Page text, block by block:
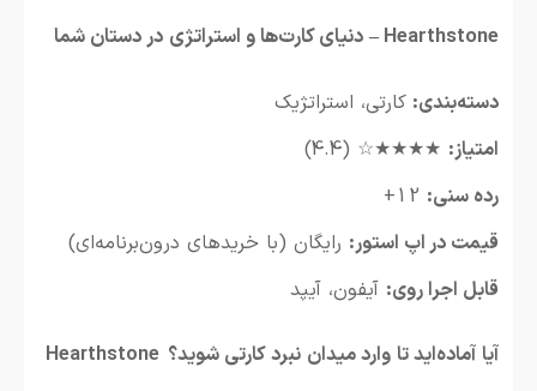
Hearthstone – دنیای کارت‌ها و استراتژی در دستان شما
دسته‌بندی: کارتی، استراتژیک
امتیاز: ★★★★☆ (4.4)
رده سنی:
قیمت در اپ استور: رایگان (با خریدهای درون‌برنامه‌ای)
قابل اجرا روی: آیفون، آیپد
آیا آماده‌اید تا وارد میدان نبرد کارتی شوید؟ Hearthstone